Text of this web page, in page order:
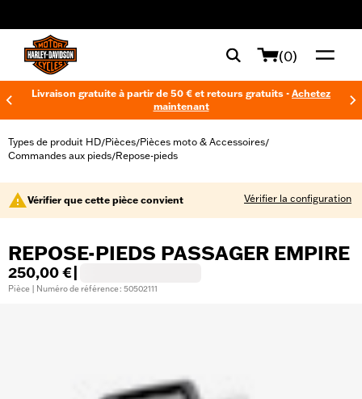
(0)
Livraison gratuite à partir de 50 € et retours gratuits - Achetez
maintenant
Types de produit HD/Pièces/Pièces moto & Accessoires/
Commandes aux pieds/Repose-pieds
Vérifier que cette pièce convient Vérifier la configuration
REPOSE-PIEDS PASSAGER EMPIRE
250,00 €
Pièce | Numéro de référence : 50502111